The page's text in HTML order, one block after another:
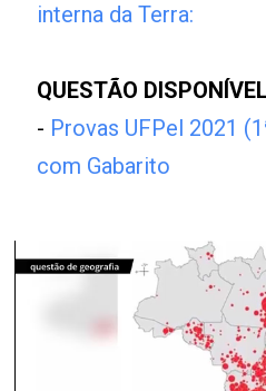
interna da Terra:
QUESTÃO
- Provas UFPel 2021
com Gabarito